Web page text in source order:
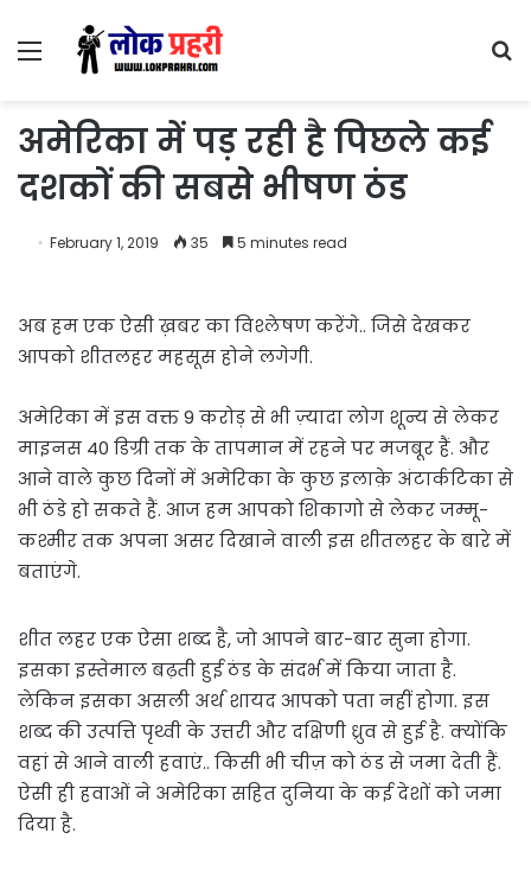
Menu
अमेरिका में पड़ रही है पिछले कई
दशकों की सबसे भीषण ठंड
February 1, 2019 35 5 minutes read
अब हम एक ऐसी ख़बर का विश्लेषण करेंगे.. जिसे देखकर
आपको शीतलहर महसूस होने लगेगी.
अमेरिका में इस वक्त 9 करोड़ से भी ज़्यादा लोग शून्य से लेकर
माइनस 40 डिग्री तक के तापमान में रहने पर मजबूर हैं. और
आने वाले कुछ दिनों में अमेरिका के कुछ इलाक़े अंटार्कटिका से
भी ठंडे हो सकते हैं. आज हम आपको शिकागो से लेकर जम्मू-
कश्मीर तक अपना असर दिखाने वाली इस शीतलहर के बारे में
बताएंगे.
शीत लहर एक ऐसा शब्द है, जो आपने बार-बार सुना होगा.
इसका इस्तेमाल बढ़ती हुई ठंड के संदर्भ में किया जाता है.
लेकिन इसका असली अर्थ शायद आपको पता नहीं होगा. इस
शब्द की उत्पत्ति पृथ्वी के उत्तरी और दक्षिणी ध्रुव से हुई है. क्योंकि
वहां से आने वाली हवाएं.. किसी भी चीज़ को ठंड से जमा देती हैं.
ऐसी ही हवाओं ने अमेरिका सहित दुनिया के कई देशों को जमा
दिया है.